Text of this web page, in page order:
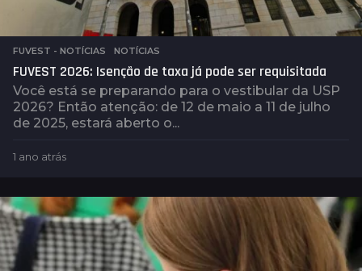
FUVEST - NOTÍCIAS ,NOTÍCIAS
FUVEST 2026: Isenção de taxa já pode ser requisitada
Você está se preparando para o vestibular da USP
2026? Então atenção: de 12 de maio a 11 de julho
de 2025, estará aberto o...
1 ano atrás
o
a
t
r
á